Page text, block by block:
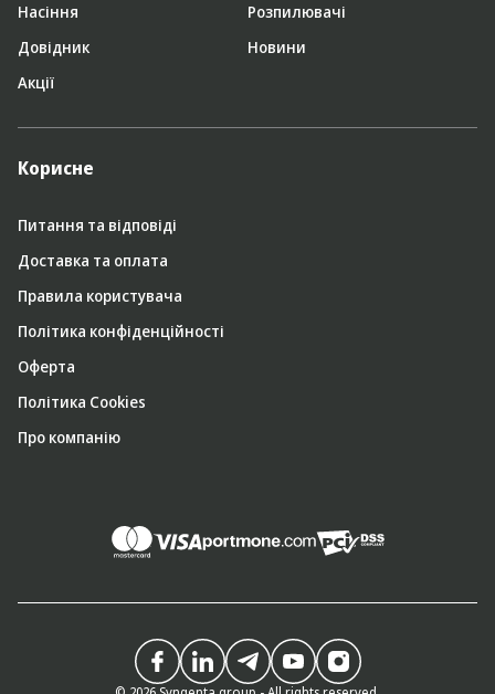
Насіння
Розпилювачі
Довідник
Новини
Акції
Корисне
Питання та відповіді
Доставка та оплата
Правила користувача
Політика конфіденційності
Оферта
Політика Cookies
Про компанію